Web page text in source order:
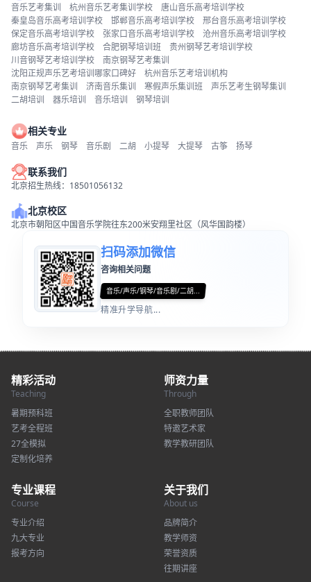
音乐艺考集训 杭州音乐艺考集训学校
唐山音乐高考培训学校
秦皇岛音乐高考培训学校
邯郸音乐高考培训学校
邢台音乐高考培训学校
保定音乐高考培训学校
张家口音乐高考培训学校
沧州音乐高考培训学校
廊坊音乐高考培训学校
合肥钢琴培训班
贵州钢琴艺考培训学校
川音钢琴艺考培训学校
南京钢琴艺考集训
沈阳正规声乐艺考培训哪家口碑好
杭州音乐艺考培训机构
南京钢琴艺考集训
济南音乐集训 寒假声乐集训班
声乐艺考生钢琴集训
二胡培训
器乐培训 音乐培训 钢琴培训
相关专业
音乐 声乐 钢琴 音乐剧 二胡 小提琴 大提琴 古筝 扬琴
联系我们
北京招生热线：18501056132
北京校区
北京市朝阳区中国音乐学院往东200米安翔里社区（风华国韵楼）
扫码添加微信
咨询相关问题
音乐/声乐/钢琴/音乐剧/二胡...
精准升学导航...
精彩活动
Teaching
暑期预科班
艺考全程班
27全模拟
定制化培养
师资力量
Through
全职教师团队
特邀艺术家
教学教研团队
专业课程
Course
专业介绍
九大专业
报考方向
关于我们
About us
品牌简介
教学师资
荣誉资质
往期讲座